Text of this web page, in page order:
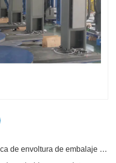
anterior : Máquina automática de envoltura de embalaje y embalaje de película estirable para paletas